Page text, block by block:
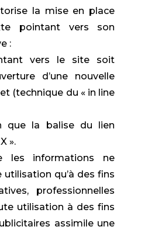
la mise en place
pointant vers son
:
vers le site soit
d’une nouvelle
(technique du « in line
que la balise du lien
».
les informations ne
utilisation qu’à des fins
professionnelles
utilisation à des fins
assimile une